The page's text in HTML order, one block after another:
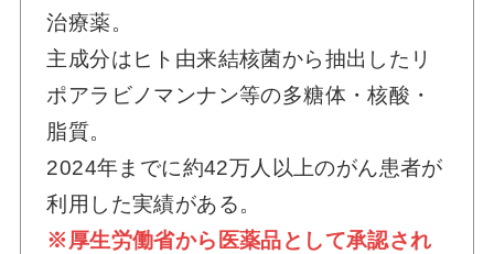
治療薬。
主成分はヒト由来結核菌から抽出したリ
ポアラビノマンナン等の多糖体・核酸・
脂質。
2024年までに約42万人以上のがん患者が
利用した実績がある。
※厚生労働省から医薬品として承認され